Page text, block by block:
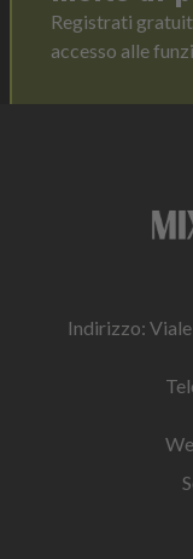
Registrati
accesso alle
Indirizzo: